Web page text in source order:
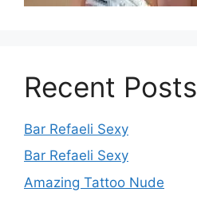
Recent Posts
Bar Refaeli Sexy
Bar Refaeli Sexy
Amazing Tattoo Nude